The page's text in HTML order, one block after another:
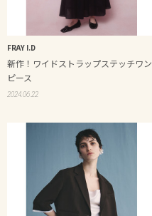
FRAY I.D
新作！ワイドストラップステッチワン
ピース
2024.06.22